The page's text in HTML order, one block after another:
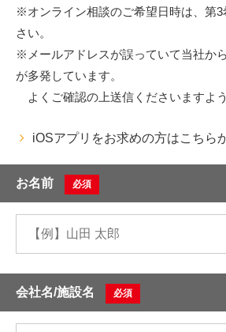
※オンライン相談のご希望日時は、第
さい。
※メールアドレスが誤っていて当社か
が多発しています。
よくご確認の上送信くださいますよ
iOSアプリをお求めの方はこちら
お名前 必須
会社名/施設名 必須